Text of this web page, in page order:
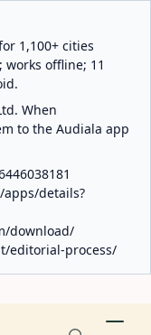
1,100+ cities
offline; 11
When
to the Audiala app
details?
download/
editorial-process/